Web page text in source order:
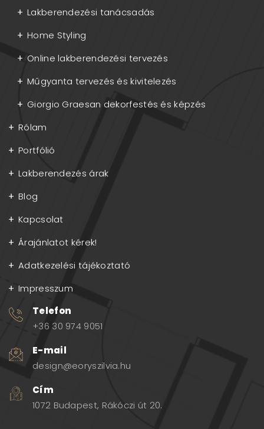
Lakberendezési tanácsadás
Home Styling
Online lakberendezési tervezés
Műgyanta tervezés és kivitelezés
Giorgio Graesan dekorfestés és képzés
Rólam
Portfólió
Lakberendezés árak
Blog
Kapcsolat
Árajánlatot kérek!
Adatkezelési tájékoztató
Impresszum
Telefon
+36 30 974 9051
E-mail
design@eoryszilvia.hu
Cím
1072 Budapest, Rákóczi út 20.